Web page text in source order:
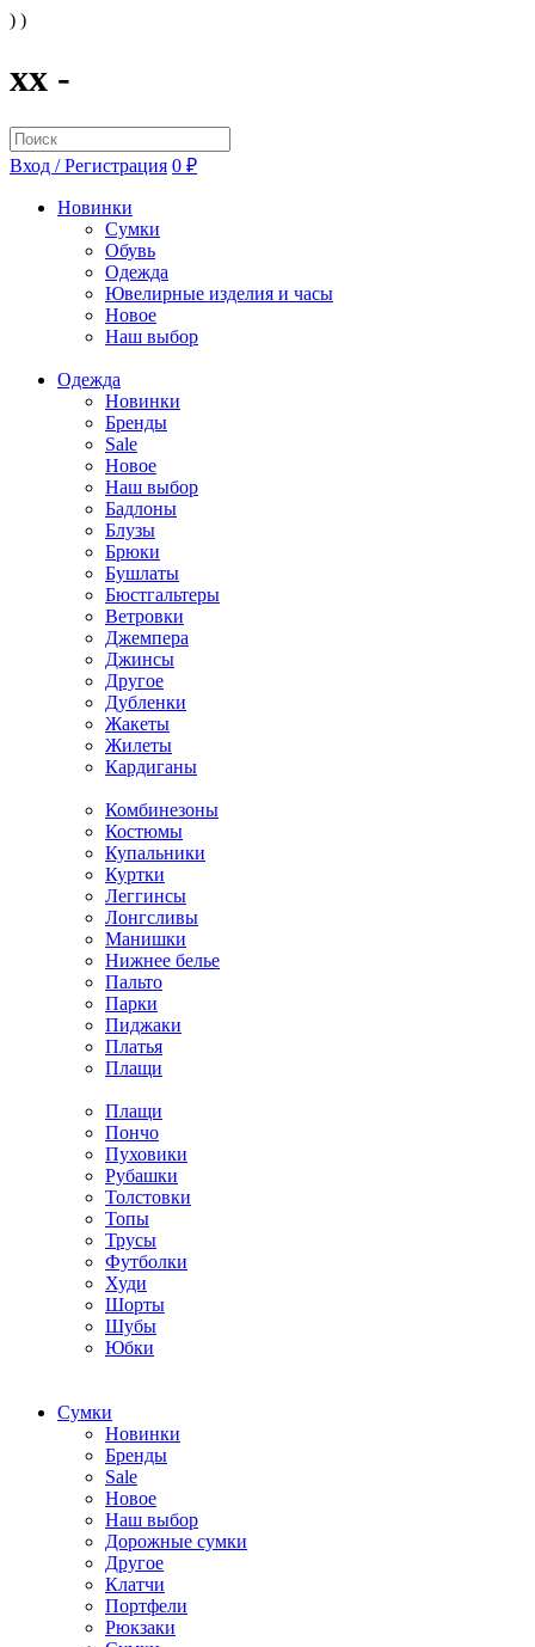
) )
xx -
Вход / Регистрация 0 ₽
Новинки
Сумки
Обувь
Одежда
Ювелирные изделия и часы
Новое
Наш выбор
Одежда
Новинки
Бренды
Sale
Новое
Наш выбор
Бадлоны
Блузы
Брюки
Бушлаты
Бюстгальтеры
Ветровки
Джемпера
Джинсы
Другое
Дубленки
Жакеты
Жилеты
Кардиганы
Комбинезоны
Костюмы
Купальники
Куртки
Леггинсы
Лонгсливы
Манишки
Нижнее белье
Пальто
Парки
Пиджаки
Платья
Плащи
Плащи
Пончо
Пуховики
Рубашки
Толстовки
Топы
Трусы
Футболки
Худи
Шорты
Шубы
Юбки
Cумки
Новинки
Бренды
Sale
Новое
Наш выбор
Дорожные сумки
Другое
Клатчи
Портфели
Рюкзаки